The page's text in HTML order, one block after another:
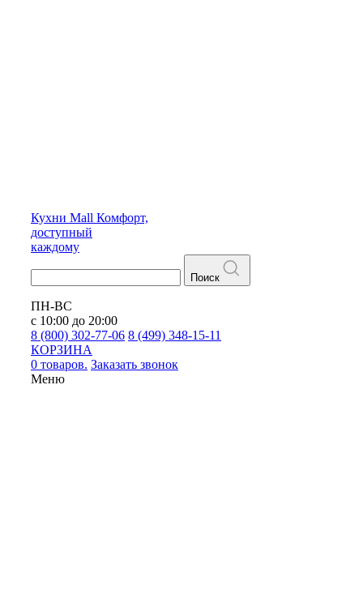
Кухни Mall Комфорт,
доступный
каждому
Поиск
ПН-ВС
с 10:00 до 20:00
8 (800) 302-77-06 8 (499) 348-15-11
КОРЗИНА
0 товаров. Заказать звонок
Меню